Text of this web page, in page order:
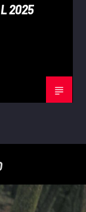
2025